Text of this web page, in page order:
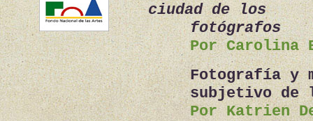
ciudad de los
fotógrafos
Por Carolina
Fotografía y
subjetivo de
Por Katrien